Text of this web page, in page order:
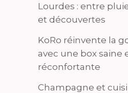
Lourdes : entre
et découvertes
KoRo réinvente la
avec une box saine
réconfortante
Champagne et